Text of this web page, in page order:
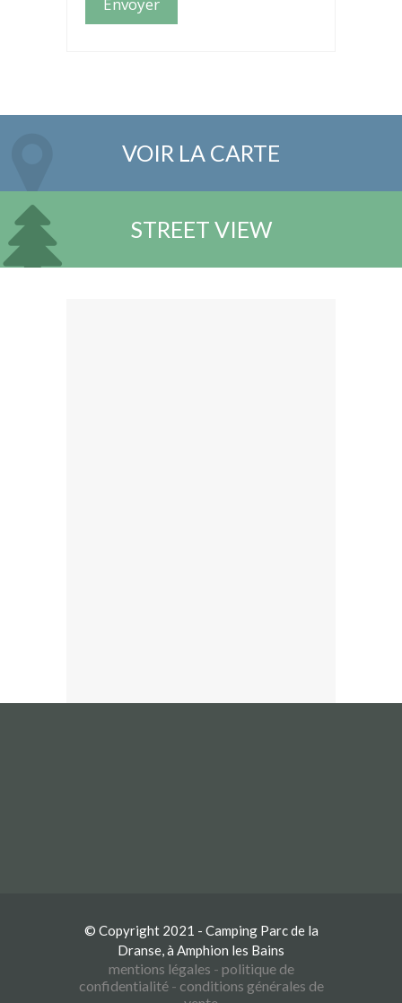
VOIR LA CARTE
STREET VIEW
© Copyright 2021 - Camping Parc de la
Dranse, à Amphion les Bains
mentions légales - politique de
confidentialité- conditions générales de